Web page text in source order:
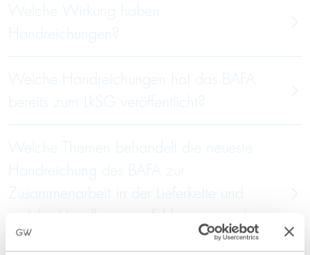
Welche Wirkung haben
Handreichungen?
Welche Handreichungen hat das BAFA
bereits zum LkSG veröffentlicht?
Welche Themen behandelt die neueste
Handreichung des BAFA zur
Zusammenarbeit in der Lieferkette und
welche Handlungsempfehlungen ergeben
sich daraus für verpflichtete Unternehmen?